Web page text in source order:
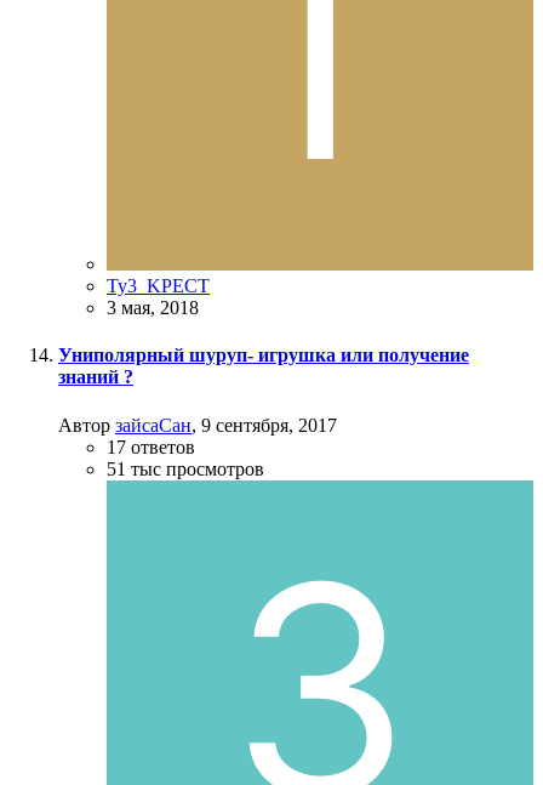
Ty3_KPECT
3 мая, 2018
Униполярный шуруп- игрушка или получение
знаний ?
Автор зайсаСан, 9 сентября, 2017
17 ответов
51 тыс просмотров